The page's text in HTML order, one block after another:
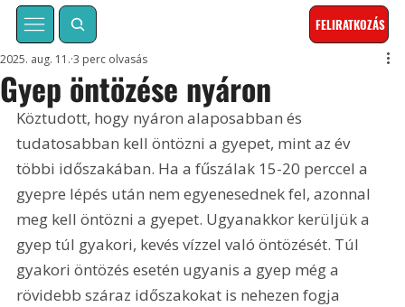
FELIRATKOZÁS
Gyep öntözése nyáron
2025. aug. 11. 3 perc olvasás
Köztudott, hogy nyáron alaposabban és
tudatosabban kell öntözni a gyepet, mint az év
többi időszakában. Ha a fűszálak 15-20 perccel a
gyepre lépés után nem egyenesednek fel, azonnal
meg kell öntözni a gyepet. Ugyanakkor kerüljük a
gyep túl gyakori, kevés vízzel való öntözését. Túl
gyakori öntözés esetén ugyanis a gyep még a
rövidebb száraz időszakokat is nehezen fogja